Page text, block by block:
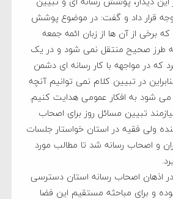
قرار داد و گفت: در موضوع پوشش
برخی از آن ها از زبان ائمه جمعه
طرز صحیح منتقل نمی شود و در یک
که در مواجهه با کار رسانه ای دشمن
در تبیین کلام نمی توانیم آنچه
می شود به افکار عمومی هدایت کنیم.
تبیین مسائل روز برای اصحاب
ولی فقیه در استان خواستار جلسات
و اصحاب رسانه شد تا مطالب مورد
در اذهان اصحاب رسانه استان دسترسی
و برای مباحثه مستقیم این فضا